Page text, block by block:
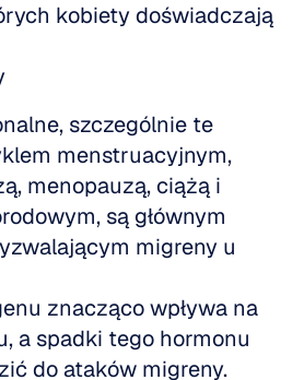
kobiety doświadczają
szczególnie te
menstruacyjnym,
menopauzą, ciążą i
są głównym
migreny u
znacząco wpływa na
a spadki tego hormonu
do ataków migreny.